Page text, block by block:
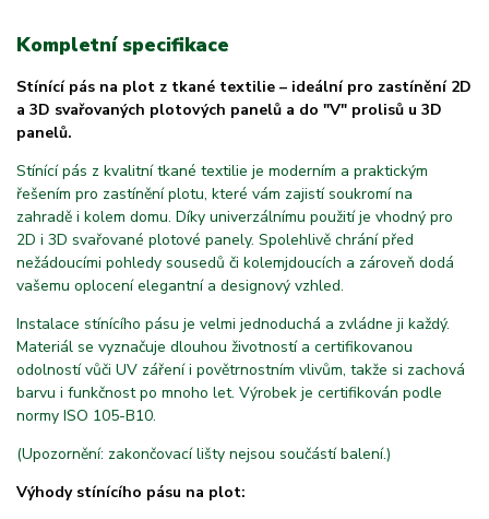
Kompletní specifikace
Stínící pás na plot z tkané textilie – ideální pro zastínění 2D
a 3D svařovaných plotových panelů a do "V" prolisů u 3D
panelů.
Stínící pás z kvalitní tkané textilie je moderním a praktickým
řešením pro zastínění plotu, které vám zajistí soukromí na
zahradě i kolem domu. Díky univerzálnímu použití je vhodný pro
2D i 3D svařované plotové panely. Spolehlivě chrání před
nežádoucími pohledy sousedů či kolemjdoucích a zároveň dodá
vašemu oplocení elegantní a designový vzhled.
Instalace stínícího pásu je velmi jednoduchá a zvládne ji každý.
Materiál se vyznačuje dlouhou životností a certifikovanou
odolností vůči UV záření i povětrnostním vlivům, takže si zachová
barvu i funkčnost po mnoho let. Výrobek je certifikován podle
normy ISO 105-B10.
(Upozornění: zakončovací lišty nejsou součástí balení.)
Výhody stínícího pásu na plot: